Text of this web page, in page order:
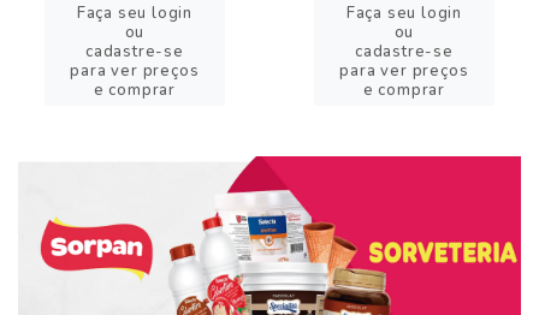
Faça seu login
ou
cadastre-se
para ver preços
e comprar
Faça seu login
ou
cadastre-se
para ver preços
e comprar